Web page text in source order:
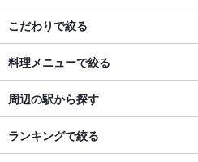
こだわりで絞る
料理メニューで絞る
周辺の駅から探す
ランキングで絞る